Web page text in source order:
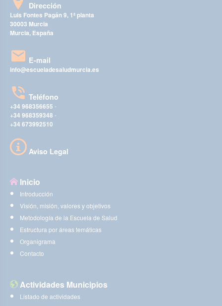
Dirección
Luis Fontes Pagán 9, 1ª planta
30003 Murcia
Murcia, España
E-mail
info@escueladesaludmurcia.es
Teléfono
+34 968356655 -
+34 968359348 -
+34 673992510
Aviso Legal
Inicio
Introducción
Visión, misión, valores y objetivos
Metodología de la Escuela de Salud
Estructura por áreas temáticas
Organigrama
Contacto
Actividades Municipios
Listado de actividades